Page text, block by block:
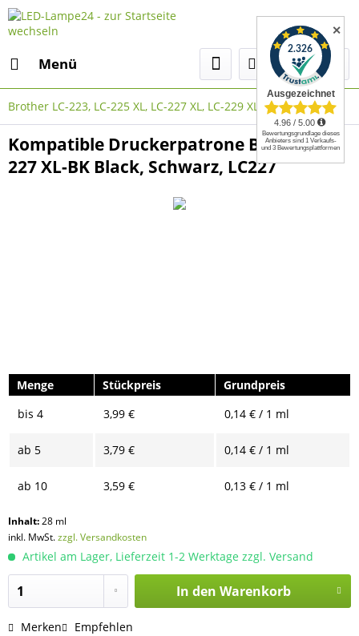
Menü
Brother LC-223, LC-225 XL, LC-227 XL, LC-229 XL
Kompatible Druckerpatrone Brother LC-
227 XL-BK Black, Schwarz, LC227
Menge Stückpreis
Grundpreis
bis 4 3,99 € 0,14 € / 1 ml
ab 5 3,79 € 0,14 € / 1 ml
ab 10 3,59 € 0,13 € / 1 ml
Inhalt:28 ml
inkl. MwSt.zzgl. Versandkosten
Artikel am Lager, Lieferzeit 1-2 Werktage zzgl. Versand
In den Warenkorb
Merken Empfehlen
✕